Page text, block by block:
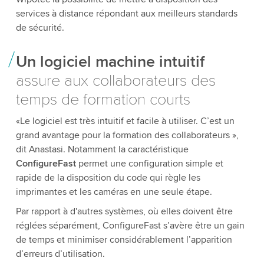
services à distance répondant aux meilleurs standards
de sécurité.
Un logiciel machine intuitif
assure aux collaborateurs des
temps de formation courts
«Le logiciel est très intuitif et facile à utiliser. C’est un
grand avantage pour la formation des collaborateurs »,
dit Anastasi. Notamment la caractéristique
ConfigureFastpermet une configuration simple et
rapide de la disposition du code qui règle les
imprimantes et les caméras en une seule étape.
Par rapport à d'autres systèmes, où elles doivent être
réglées séparément, ConfigureFast s’avère être un gain
de temps et minimiser considérablement l’apparition
d’erreurs d’utilisation.